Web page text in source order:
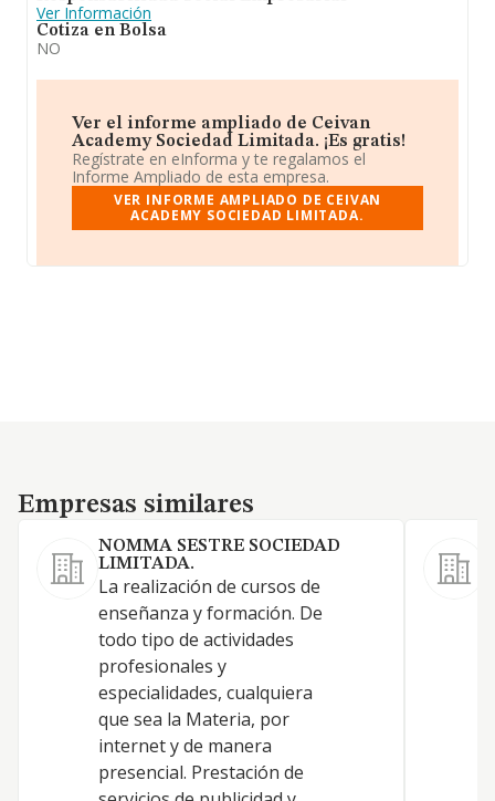
Ver Información
Cotiza en Bolsa
NO
Ver el informe ampliado de Ceivan
Academy Sociedad Limitada. ¡Es gratis!
Regístrate en eInforma y te regalamos el
Informe Ampliado de esta empresa.
VER INFORME AMPLIADO DE CEIVAN
ACADEMY SOCIEDAD LIMITADA.
Empresas similares
Empresas similares
NOMMA SESTRE SOCIEDAD
LIMITADA.
La realización de cursos de
enseñanza y formación. De
todo tipo de actividades
profesionales y
especialidades, cualquiera
que sea la Materia, por
internet y de manera
presencial. Prestación de